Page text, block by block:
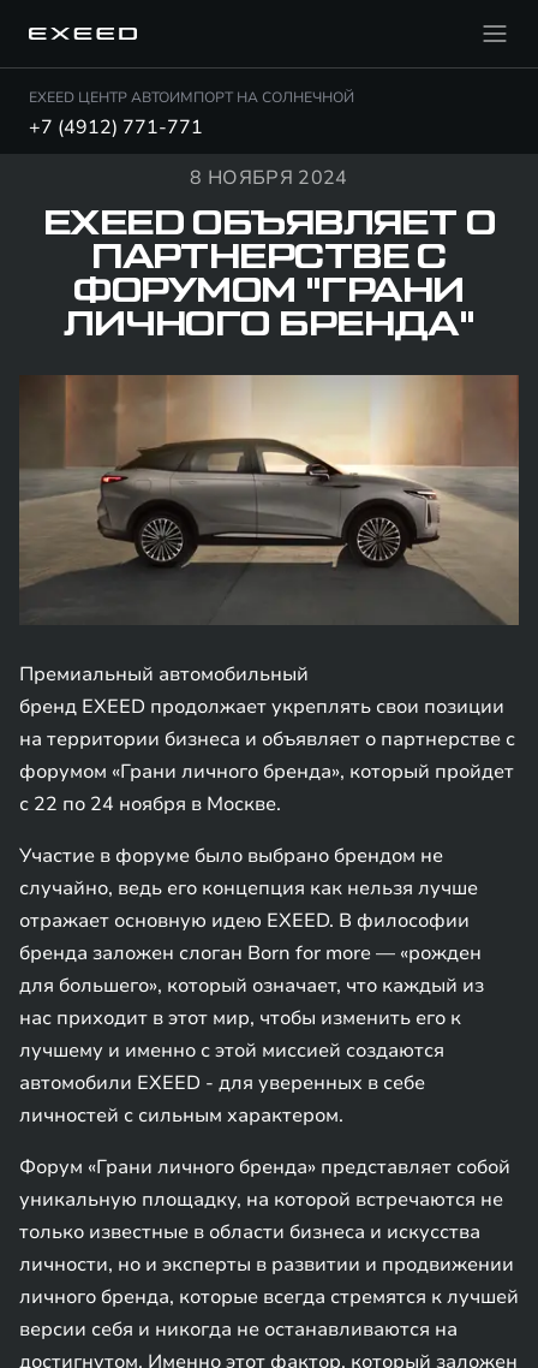
EXEED ЦЕНТР АВТОИМПОРТ НА СОЛНЕЧНОЙ
+7 (4912) 771-771
8 НОЯБРЯ 2024
EXEED ОБЪЯВЛЯЕТ О
ПАРТНЕРСТВЕ С
ФОРУМОМ "ГРАНИ
ЛИЧНОГО БРЕНДА"
Премиальный автомобильный
бренд EXEED продолжает укреплять свои позиции
на территории бизнеса и объявляет о партнерстве с
форумом «Грани личного бренда», который пройдет
с 22 по 24 ноября в Москве.
Участие в форуме было выбрано брендом не
случайно, ведь его концепция как нельзя лучше
отражает основную идею EXEED. В философии
бренда заложен слоган Born for more — «рожден
для большего», который означает, что каждый из
нас приходит в этот мир, чтобы изменить его к
лучшему и именно с этой миссией создаются
автомобили EXEED - для уверенных в себе
личностей с сильным характером.
Форум «Грани личного бренда» представляет собой
уникальную площадку, на которой встречаются не
только известные в области бизнеса и искусства
личности, но и эксперты в развитии и продвижении
личного бренда, которые всегда стремятся к лучшей
версии себя и никогда не останавливаются на
достигнутом. Именно этот фактор, который заложен